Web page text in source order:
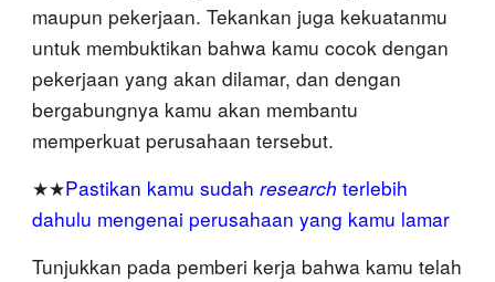
maupun pekerjaan.Tekankan juga kekuatanmu
untuk membuktikan bahwa kamu cocok dengan
pekerjaan yang akan dilamar, dan dengan
bergabungnya kamu akan membantu
memperkuat perusahaan tersebut.
★★Pastikan kamu sudahresearchterlebih
dahulu mengenai perusahaan yang kamu lamar
Tunjukkan pada pemberi kerja bahwa kamu telah